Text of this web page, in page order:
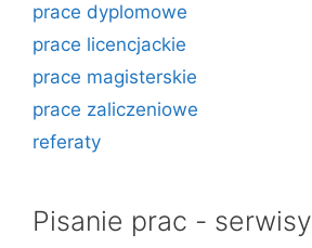
prace dyplomowe
prace licencjackie
prace magisterskie
prace zaliczeniowe
referaty
Pisanie prac - serwisy